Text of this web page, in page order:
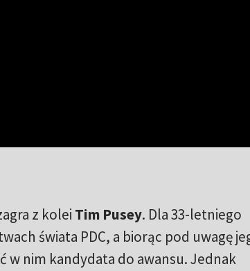
z kolei Tim Pusey. Dla 33-letniego
świata PDC, a biorąc pod uwagę
nim kandydata do awansu. Jednak